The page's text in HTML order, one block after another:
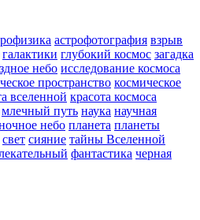
астрофотография взрыв
галактики глубокий космос загадка
небо исследование космоса
пространство космическое
вселенной красота космоса
млечный путь наука научная
небо планета планеты
свет сияние тайны Вселенной
фантастика черная